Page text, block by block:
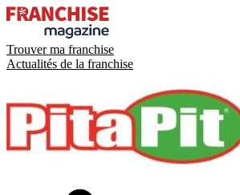
Trouver ma franchise
Actualités de la franchise